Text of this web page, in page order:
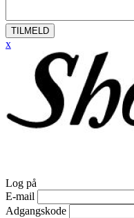
TILMELD
x
Log på
E-mail
Adgangskode